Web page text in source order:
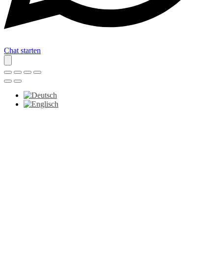
Chat starten